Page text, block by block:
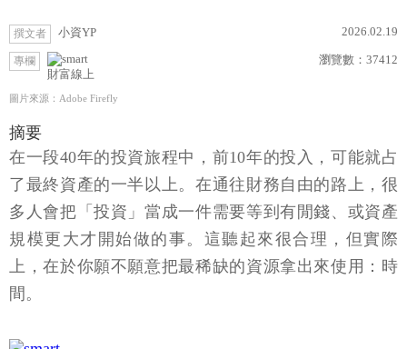
撰文者 小資YP 2026.02.19
專欄
財富線上
瀏覽數： 37412
圖片來源：Adobe Firefly
摘要
在一段40年的投資旅程中，前10年的投入，可能就占
了最終資產的一半以上。在通往財務自由的路上，很
多人會把「投資」當成一件需要等到有閒錢、或資產
規模更大才開始做的事。這聽起來很合理，但實際
上，在於你願不願意把最稀缺的資源拿出來使用：時
間。